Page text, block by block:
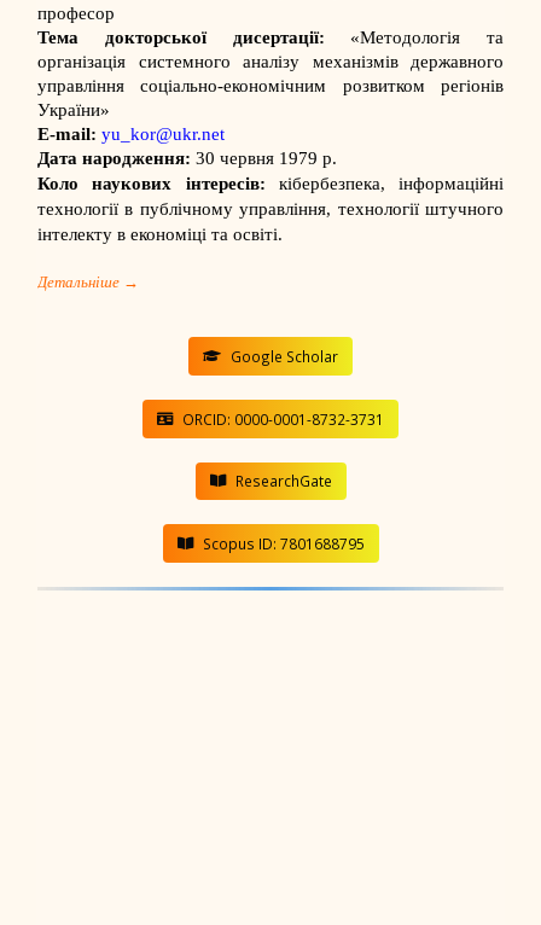
професор
Тема докторської дисертації: «Методологія та
організація системного аналізу механізмів державного
управління соціально-економічним розвитком регіонів
України»
E-mail: yu_kor@ukr.net
Дата народження: 30 червня 1979 р.
Коло наукових інтересів: кібербезпека, інформаційні
технології в публічному управління, технології штучного
інтелекту в економіці та освіті.
Детальніше →
Google Scholar
ORCID: 0000-0001-8732-3731
ResearchGate
Scopus ID: 7801688795